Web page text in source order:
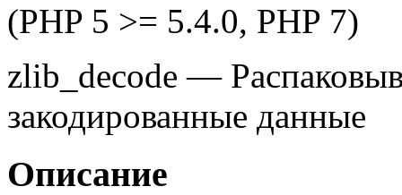
(PHP 5 >= 5.4.0, PHP 7)
zlib_decode —
закодированные данные
Описание